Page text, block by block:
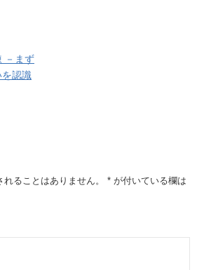
－まず
を認識
ることはありません。 * が付いている欄は